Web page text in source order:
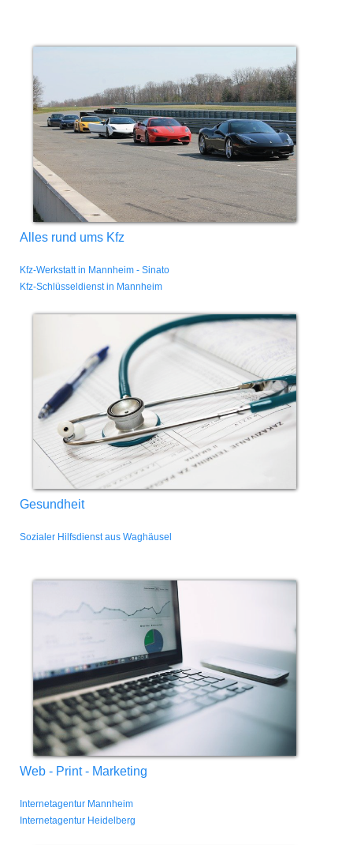
Alles rund ums Kfz
Kfz-Werkstatt in Mannheim - Sinato
Kfz-Schlüsseldienst in Mannheim
Gesundheit
Sozialer Hilfsdienst aus Waghäusel
Web - Print - Marketing
Internetagentur Mannheim
Internetagentur Heidelberg